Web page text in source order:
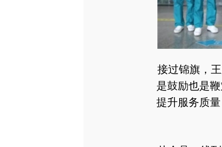
接过锦旗，
是鼓励也是
提升服务质